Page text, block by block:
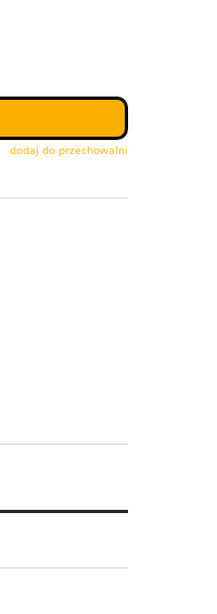
dodaj do przechowalni